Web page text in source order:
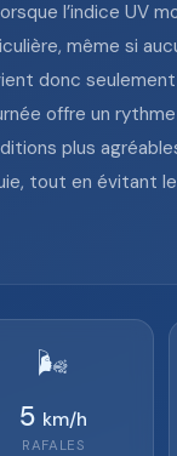
l’indice
même si
donc
offre un
plus
tout en évitant
🌬️
5 km/h
RAFALES